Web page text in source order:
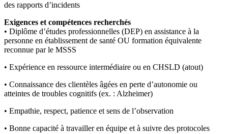
des rapports d’incidents
Exigences et compétences recherchés
• Diplôme d’études professionnelles (DEP) en assistance à la
personne en établissement de santé OU formation équivalente
reconnue par le MSSS
• Expérience en ressource intermédiaire ou en CHSLD (atout)
• Connaissance des clientèles âgées en perte d’autonomie ou
atteintes de troubles cognitifs (ex. : Alzheimer)
• Empathie, respect, patience et sens de l’observation
• Bonne capacité à travailler en équipe et à suivre des protocoles